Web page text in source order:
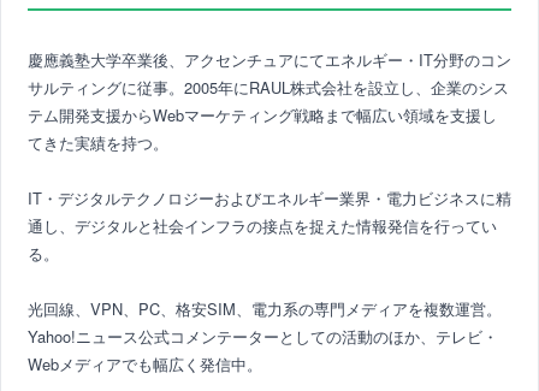
慶應義塾大学卒業後、アクセンチュアにてエネルギー・IT分野のコン
サルティングに従事。2005年にRAUL株式会社を設立し、企業のシス
テム開発支援からWebマーケティング戦略まで幅広い領域を支援し
てきた実績を持つ。
IT・デジタルテクノロジーおよびエネルギー業界・電力ビジネスに精
通し、デジタルと社会インフラの接点を捉えた情報発信を行ってい
る。
光回線、VPN、PC、格安SIM、電力系の専門メディアを複数運営。
Yahoo!ニュース公式コメンテーターとしての活動のほか、テレビ・
Webメディアでも幅広く発信中。